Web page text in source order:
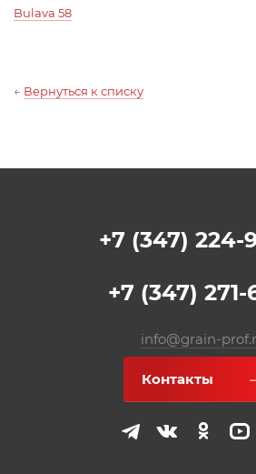
Bulava 58
← Вернуться к списку
+7 (347) 224-
+7 (347) 271-
info@grain-
Контакты